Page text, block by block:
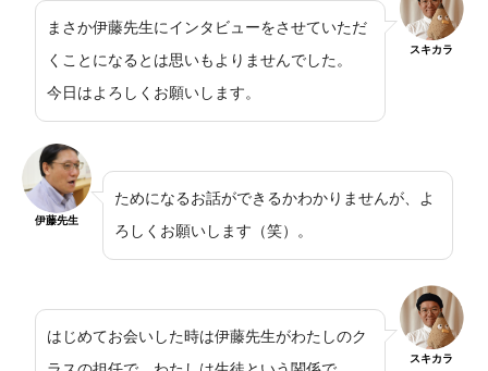
まさか伊藤先生にインタビューをさせていただ
くことになるとは思いもよりませんでした。
今日はよろしくお願いします。
スキカラ
伊藤先生
ためになるお話ができるかわかりませんが、よ
ろしくお願いします（笑）。
はじめてお会いした時は伊藤先生がわたしのク
スキカラ